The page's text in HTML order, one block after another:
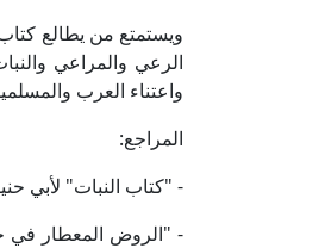
ويستمتع من يطالع
الرعي والمراعي
واعتناء العرب
المراجع:
- "كتاب النبات" لأبي حنيفة الدينوري (3/ 4 وما بعدها، ط.